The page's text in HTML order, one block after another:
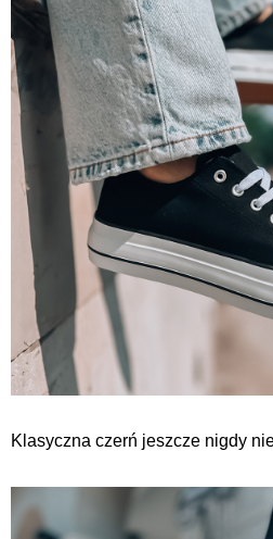
Klasyczna czerń jeszcze nigdy